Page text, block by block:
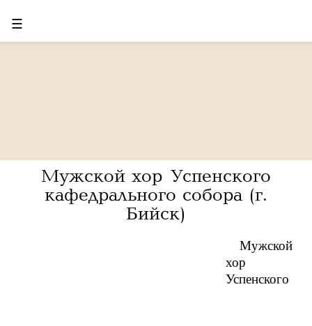
☰
Мужской хор Успенского
кафедрального собора (г.
Бийск)
Мужской
хор
Успенского